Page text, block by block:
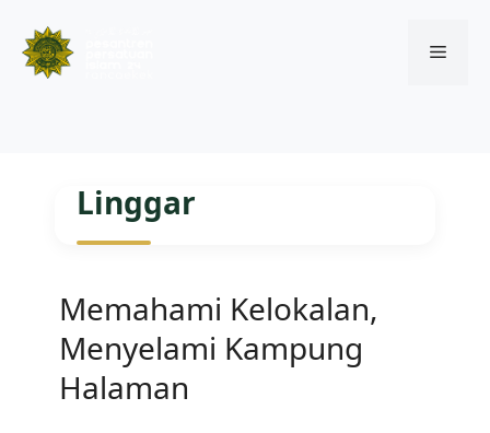
Menu
Linggar
Memahami Kelokalan,
Menyelami Kampung
Halaman